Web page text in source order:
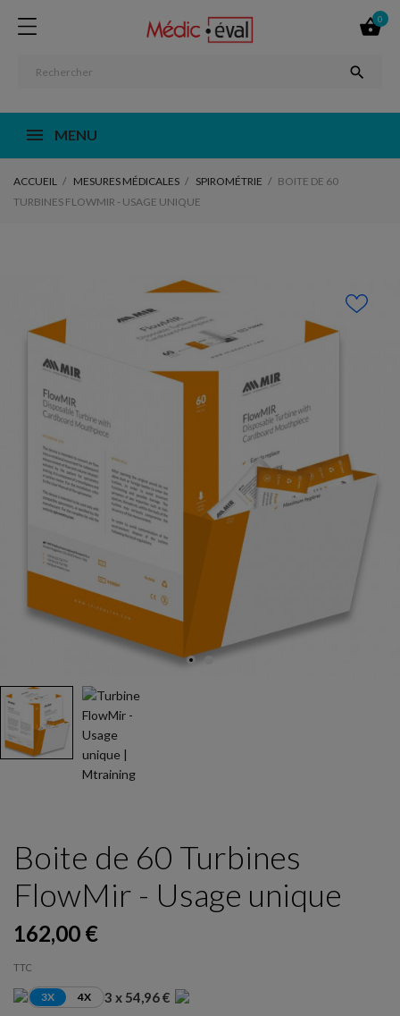

0

MENU
ACCUEIL MESURES MÉDICALES SPIROMÉTRIE
BOITE DE 60
TURBINES FLOWMIR - USAGE UNIQUE
Boite de 60 Turbines
FlowMir - Usage unique
162,00 €
TTC
3X 4X 3 x 54,96 €